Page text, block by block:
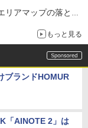
リアマップの落とし
もっと見る
ブランドHOMUR
「AINOTE 2」は